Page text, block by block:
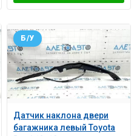
Датчик наклона двери
багажника левый Toyota
Б/У